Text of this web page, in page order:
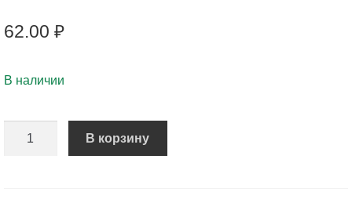
62.00 ₽
В наличии
В корзину